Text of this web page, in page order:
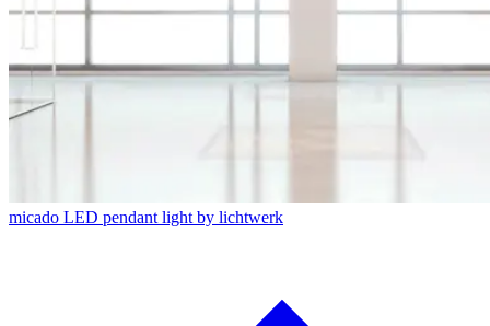
micado LED pendant light by lichtwerk